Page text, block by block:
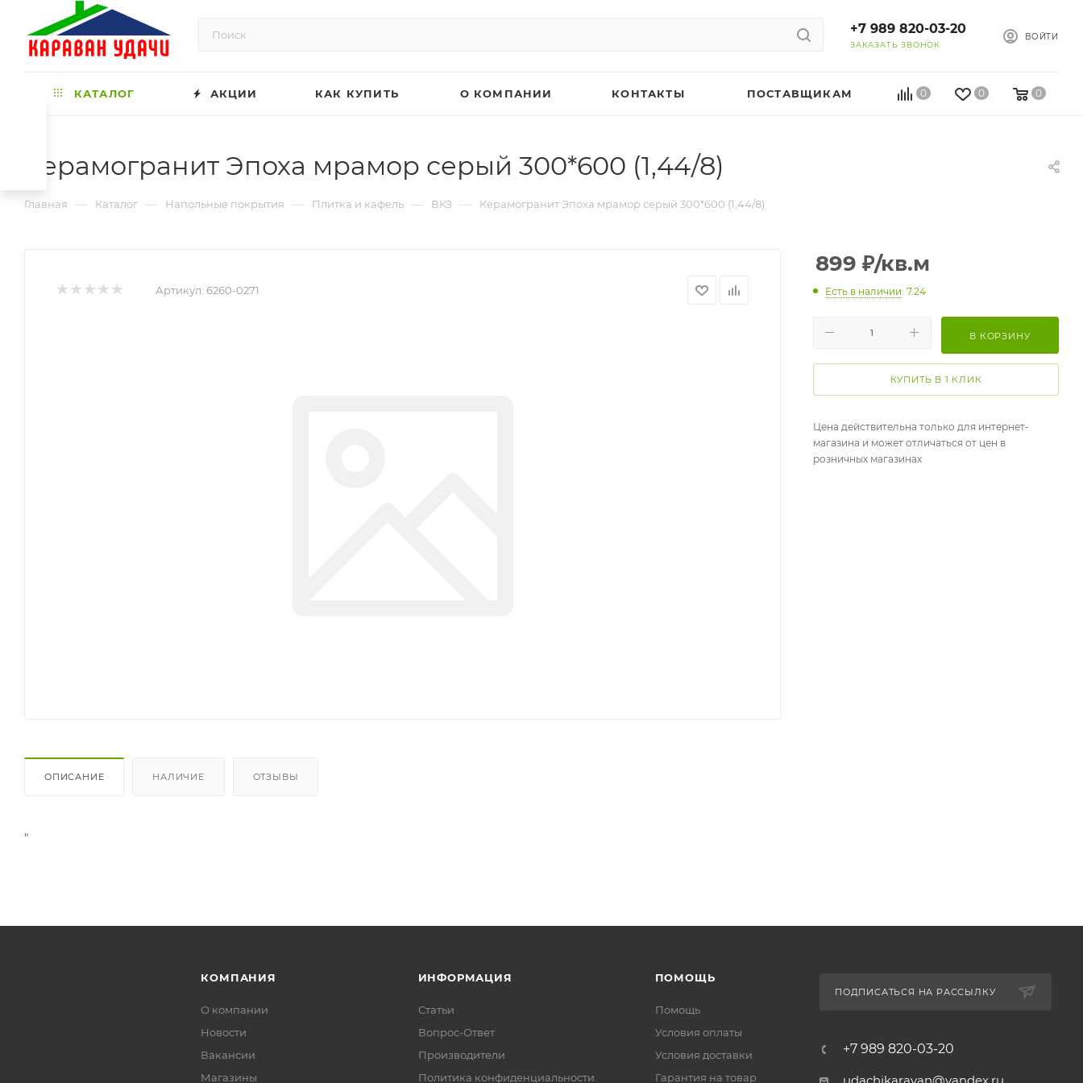
+7 989 820-03-20
ЗАКАЗАТЬ ЗВОНОК
ВОЙТИ
0 0 0
КАТАЛОГ АКЦИИ КАК КУПИТЬ О КОМПАНИИ КОНТАКТЫ ПОСТАВЩИКАМ
Керамогранит Эпоха мрамор серый 300*600 (1,44/8)
Главная — Каталог — Напольные покрытия — Плитка и кафель — ВКЗ — Керамогранит Эпоха мрамор серый 300*600 (1,44/8)
Артикул: 6260-0271
ОПИСАНИЕ НАЛИЧИЕ ОТЗЫВЫ
"
899 ₽/кв.м
Есть в наличии: 7.24
В КОРЗИНУ
КУПИТЬ В 1 КЛИК
Цена действительна только для интернет-
магазина и может отличаться от цен в
розничных магазинах
КОМПАНИЯ
О компании
Новости
Вакансии
Магазины
ИНФОРМАЦИЯ
Статьи
Вопрос-Ответ
Производители
Политика конфиденциальности
ПОМОЩЬ
Помощь
Условия оплаты
Условия доставки
Гарантия на товар
ПОДПИСАТЬСЯ НА РАССЫЛКУ
+7 989 820-03-20